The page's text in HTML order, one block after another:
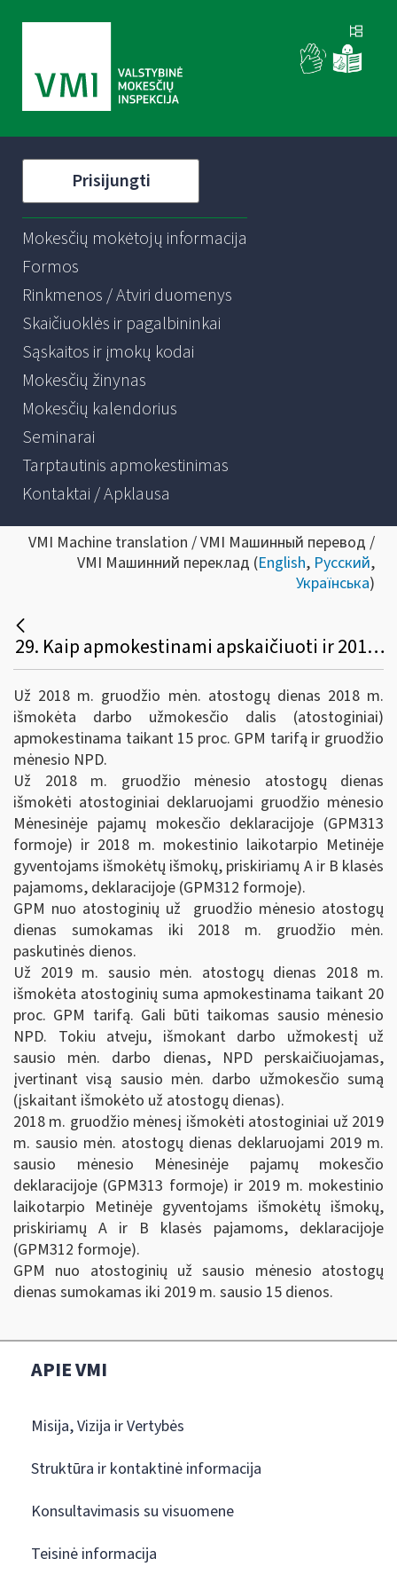
Prisijungti
Mokesčių mokėtojų informacija
Formos
Rinkmenos / Atviri duomenys
Skaičiuoklės ir pagalbininkai
Sąskaitos ir įmokų kodai
Mokesčių žinynas
Mokesčių kalendorius
Seminarai
Tarptautinis apmokestinimas
Kontaktai / Apklausa
VMI Machine translation / VMI Машинный перевод /
VMI Машинний переклад (English, Русский,
Українська)
29. Kaip apmokestinami apskaičiuoti ir 2018 m. išmokėti atostoginiai, pavyzdžiui, už 2018 m. gruodžio 20 d. - 2019 m. sausio 10 d. atostogas? Kurio mėnesio ir kurių metų deklaracijose (GPM312 ir GPM313 formose) jie deklaruojami? Iki kurios datos turi būti sumokamas GPM?
Už 2018 m. gruodžio mėn. atostogų dienas 2018 m.
išmokėta darbo užmokesčio dalis (atostoginiai)
apmokestinama taikant 15 proc. GPM tarifą ir gruodžio
mėnesio NPD.
Už 2018 m. gruodžio mėnesio atostogų dienas
išmokėti atostoginiai deklaruojami gruodžio mėnesio
Mėnesinėje pajamų mokesčio deklaracijoje (GPM313
formoje) ir 2018 m. mokestinio laikotarpio Metinėje
gyventojams išmokėtų išmokų, priskiriamų A ir B klasės
pajamoms, deklaracijoje (GPM312 formoje).
GPM nuo atostoginių už gruodžio mėnesio atostogų
dienas sumokamas iki 2018 m. gruodžio mėn.
paskutinės dienos.
Už 2019 m. sausio mėn. atostogų dienas 2018 m.
išmokėta atostoginių suma apmokestinama taikant 20
proc. GPM tarifą. Gali būti taikomas sausio mėnesio
NPD. Tokiu atveju, išmokant darbo užmokestį už
sausio mėn. darbo dienas, NPD perskaičiuojamas,
įvertinant visą sausio mėn. darbo užmokesčio sumą
(įskaitant išmokėto už atostogų dienas).
2018 m. gruodžio mėnesį išmokėti atostoginiai už 2019
m. sausio mėn. atostogų dienas deklaruojami 2019 m.
sausio mėnesio Mėnesinėje pajamų mokesčio
deklaracijoje (GPM313 formoje) ir 2019 m. mokestinio
laikotarpio Metinėje gyventojams išmokėtų išmokų,
priskiriamų A ir B klasės pajamoms, deklaracijoje
(GPM312 formoje).
GPM nuo atostoginių už sausio mėnesio atostogų
dienas sumokamas iki 2019 m. sausio 15 dienos.
APIE VMI
Misija, Vizija ir Vertybės
Struktūra ir kontaktinė informacija
Konsultavimasis su visuomene
Teisinė informacija